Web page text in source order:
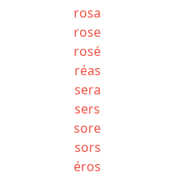
rosa
rose
rosé
réas
sera
sers
sore
sors
éros